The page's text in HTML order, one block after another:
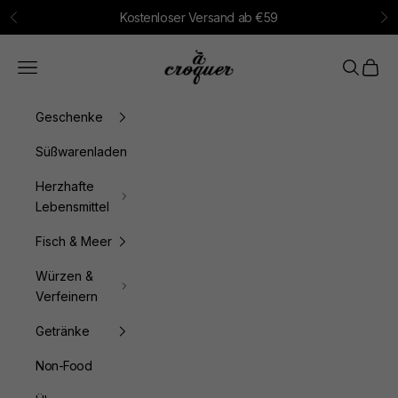
Zum Inhalt springen
Zurück Kostenloser Versand ab €59
à croquer
Menü Suchen
Geschenke
Süßwarenladen
Herzhafte
Lebensmittel
Fisch & Meer
Würzen &
Verfeinern
Getränke
Non-Food